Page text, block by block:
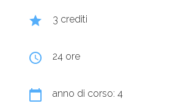
grade 3 crediti
query_builder 24 ore
calendar_today anno di corso: 4